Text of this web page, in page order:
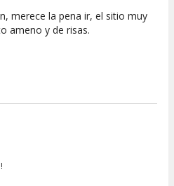
10
merece la pena ir, el sitio muy
ameno y de risas.